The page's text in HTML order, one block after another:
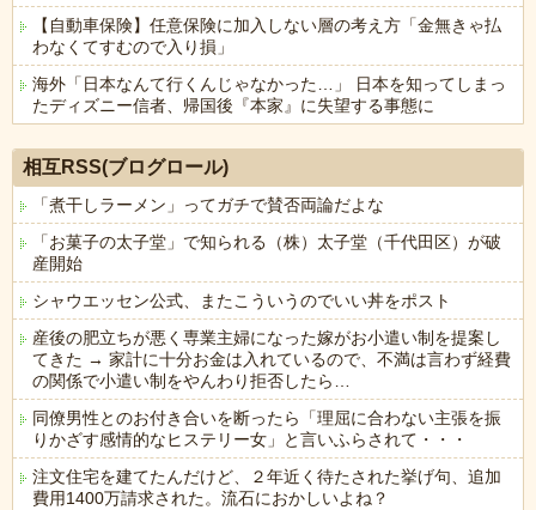
【自動車保険】任意保険に加入しない層の考え方「金無きゃ払
わなくてすむので入り損」
海外「日本なんて行くんじゃなかった…」 日本を知ってしまっ
たディズニー信者、帰国後『本家』に失望する事態に
相互RSS(ブログロール)
「煮干しラーメン」ってガチで賛否両論だよな
「お菓子の太子堂」で知られる（株）太子堂（千代田区）が破
産開始
シャウエッセン公式、またこういうのでいい丼をポスト
産後の肥立ちが悪く専業主婦になった嫁がお小遣い制を提案し
てきた → 家計に十分お金は入れているので、不満は言わず経費
の関係で小遣い制をやんわり拒否したら…
同僚男性とのお付き合いを断ったら「理屈に合わない主張を振
りかざす感情的なヒステリー女」と言いふらされて・・・
注文住宅を建てたんだけど、２年近く待たされた挙げ句、追加
費用1400万請求された。流石におかしいよね？